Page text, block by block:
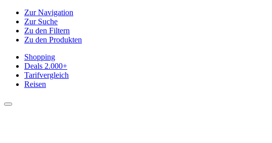
Zur Navigation
Zur Suche
Zu den Filtern
Zu den Produkten
Shopping
Deals 2.000+
Tarifvergleich
Reisen